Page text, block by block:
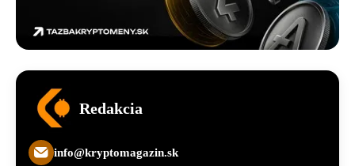
Redakcia
info@kryptomagazin.sk